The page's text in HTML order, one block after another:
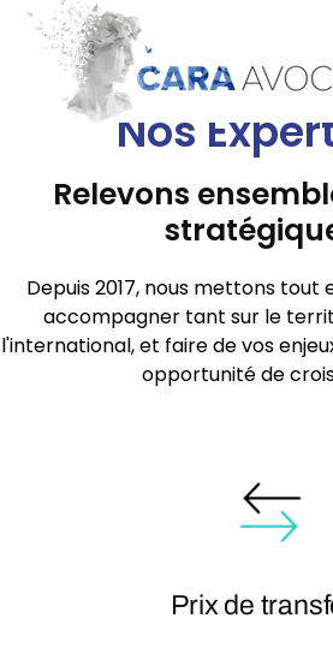
Nos
Relevons
Depuis 2017, nous mettons
accompagner tant sur le
l'international, et faire de vos
opportunité de
Prix de